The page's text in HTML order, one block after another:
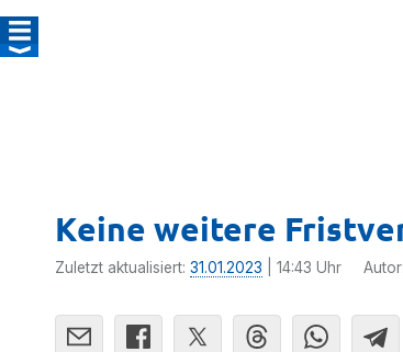
Keine weitere
Zuletzt aktualisiert: 31.01.2023 | 14:43 Uhr Autor: